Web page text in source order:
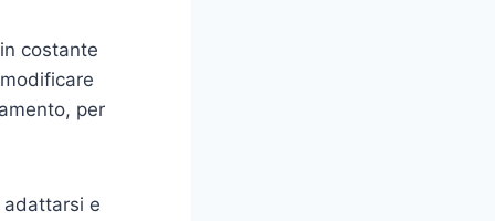
costante
per
adattarsi e